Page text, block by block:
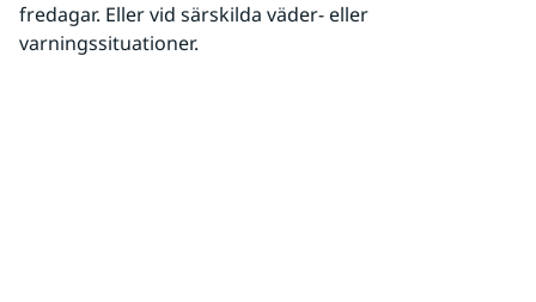
fredagar. Eller vid särskilda väder- eller
varningssituationer.